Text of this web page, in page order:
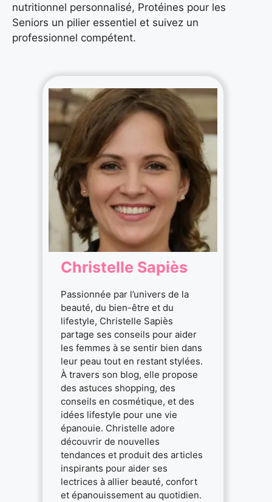
nutritionnel personnalisé, Protéines pour les
Seniors un pilier essentiel et suivez un
professionnel compétent.
Christelle Sapiès
Passionnée par l’univers de la
beauté, du bien-être et du
lifestyle, Christelle Sapiès
partage ses conseils pour aider
les femmes à se sentir bien dans
leur peau tout en restant stylées.
À travers son blog, elle propose
des astuces shopping, des
conseils en cosmétique, et des
idées lifestyle pour une vie
épanouie. Christelle adore
découvrir de nouvelles
tendances et produit des articles
inspirants pour aider ses
lectrices à allier beauté, confort
et épanouissement au quotidien.